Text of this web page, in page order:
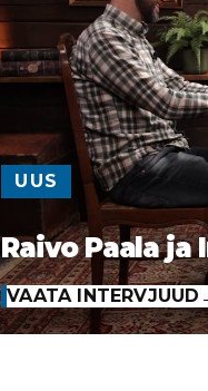
UUS
Raivo Paala ja
VAATA INTERVJUUD